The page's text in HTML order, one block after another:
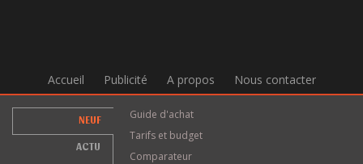
Accueil Publicité A propos Nous contacter
NEUF
ACTU
Guide d'achat
Tarifs et budget
Comparateur